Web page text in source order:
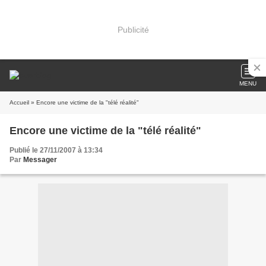
Publicité
MENU
Accueil » Encore une victime de la "télé réalité"
Encore une victime de la "télé réalité"
Publié le 27/11/2007 à 13:34
Par Messager